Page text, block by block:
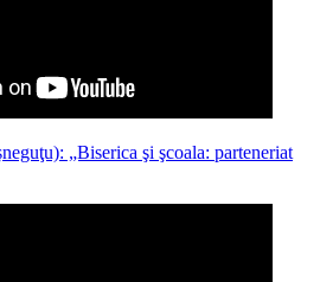
„Biserica şi şcoala: parteneriat